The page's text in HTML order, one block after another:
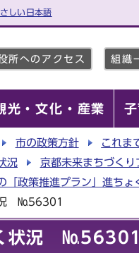
しい日本語
所へのアクセス 組織
光・文化・産業
市の政策方針 これま
況
京都未来まちづく
「政策推進プラン」進ちょ
況 №56301
状況 №56301